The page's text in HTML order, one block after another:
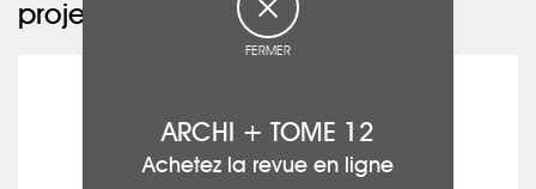
projet :
FERMER
ARCHI + TOME 12
Achetez la revue en ligne